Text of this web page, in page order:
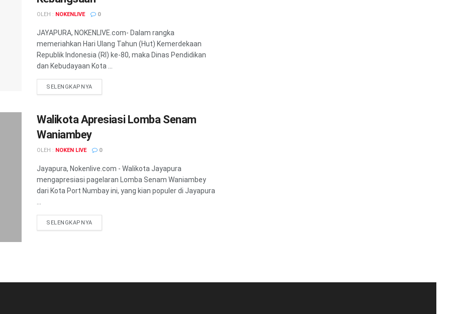
OLEH : NOKENLIVE 0
JAYAPURA, NOKENLIVE.com- Dalam rangka
memeriahkan Hari Ulang Tahun (Hut) Kemerdekaan
Republik Indonesia (RI) ke-80, maka Dinas Pendidikan
dan Kebudayaan Kota ...
SELENGKAPNYADETAILS
Walikota Apresiasi Lomba Senam
Waniambey
OLEH : NOKEN LIVE 0
Jayapura, Nokenlive.com - Walikota Jayapura
mengapresiasi pagelaran Lomba Senam Waniambey
dari Kota Port Numbay ini, yang kian populer di Jayapura
...
SELENGKAPNYADETAILS